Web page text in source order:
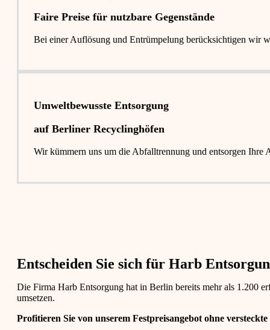
Faire Preise für nutzbare Gegenstände
Bei einer Auflösung und Entrümpelung berücksichtigen wir
Umweltbewusste Entsorgung
auf Berliner Recyclinghöfen​
Wir kümmern uns um die Abfalltrennung und entsorgen
Entscheiden Sie sich für Harb
Die Firma Harb Entsorgung hat in Berlin bereits mehr als 1.200
umsetzen.
Profitieren Sie von unserem Festpreisangebot ohne